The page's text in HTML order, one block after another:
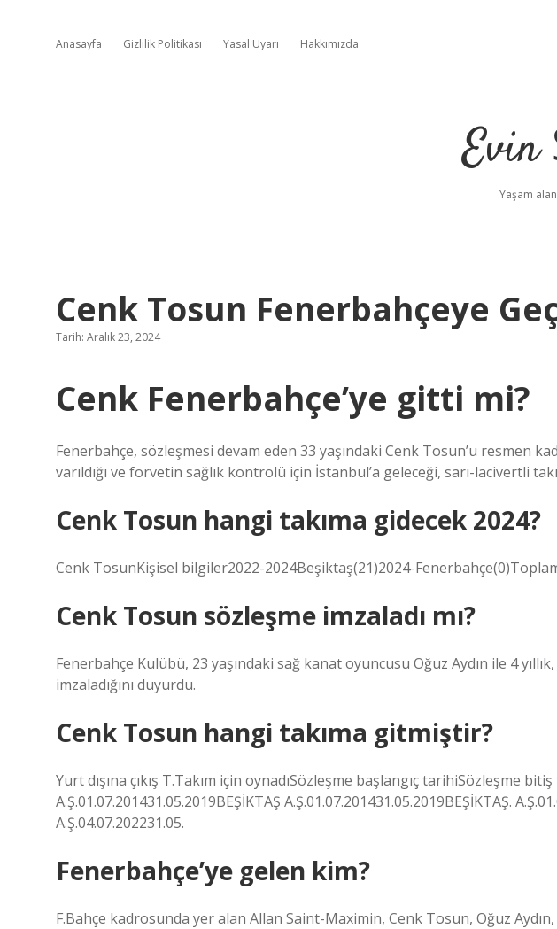
Anasayfa Gizlilik Politikası Yasal Uyarı Hakkımızda
Evin
Yaşam
Cenk Tosun Fenerbahçeye
Tarih: Aralık 23, 2024
Cenk Fenerbahçe’ye gitti mi?
Fenerbahçe, sözleşmesi devam eden 33 yaşındaki Cenk Tosun’u resmen
varıldığı ve forvetin sağlık kontrolü için İstanbul’a geleceği, sarı-lacivertli
Cenk Tosun hangi takıma gidecek 2024?
Cenk TosunKişisel bilgiler2022-2024Beşiktaş(21)2024-
Cenk Tosun sözleşme imzaladı mı?
Fenerbahçe Kulübü, 23 yaşındaki sağ kanat oyuncusu Oğuz Aydın ile 4
imzaladığını duyurdu.
Cenk Tosun hangi takıma gitmiştir?
Yurt dışına çıkış T.Takım için oynadıSözleşme başlangıç ​​tarihiSözleşme
A.Ş.01.07.201431.05.2019BEŞİKTAŞ A.Ş.01.07.201431.05.2019BEŞİKTAŞ.
A.Ş.04.07.202231.05.
Fenerbahçe’ye gelen kim?
F.Bahçe kadrosunda yer alan Allan Saint-Maximin, Cenk Tosun, Oğuz